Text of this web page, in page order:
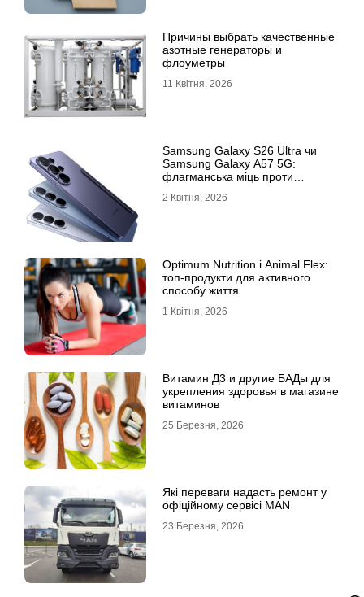
Причины выбрать качественные
азотные генераторы и
флоуметры
11 Квітня, 2026
Samsung Galaxy S26 Ultra чи
Samsung Galaxy A57 5G:
флагманська міць проти
2 Квітня, 2026
Optimum Nutrition і Animal Flex:
топ-продукти для активного
способу життя
1 Квітня, 2026
Витамин Д3 и другие БАДы для
укрепления здоровья в магазине
витаминов
25 Березня, 2026
Які переваги надасть ремонт у
офіційному сервісі MAN
23 Березня, 2026